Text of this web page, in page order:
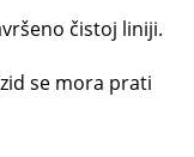
čistoj liniji.
se mora prati